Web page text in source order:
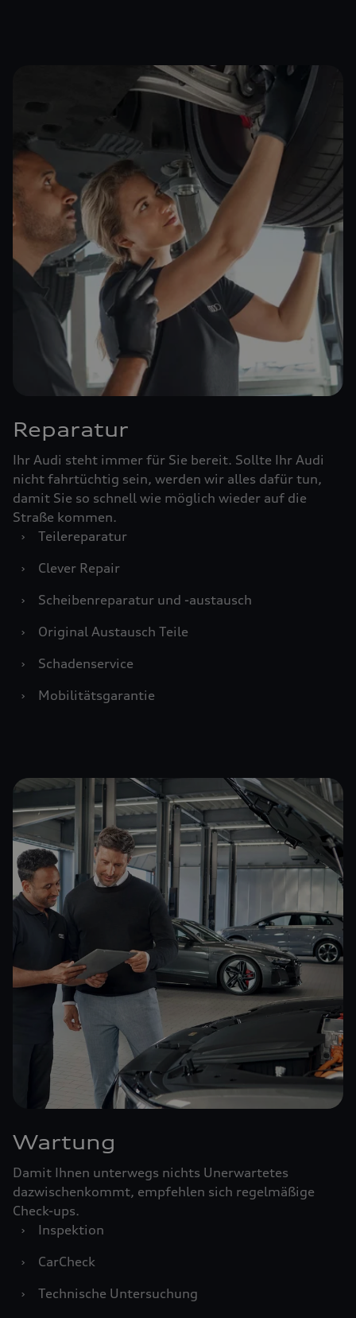
Reparatur
Ihr Audi steht immer für Sie bereit. Sollte Ihr Audi
nicht fahrtüchtig sein, werden wir alles dafür tun,
damit Sie so schnell wie möglich wieder auf die
Straße kommen.
›
Teilereparatur
›
Clever Repair
›
Scheibenreparatur und -austausch
›
Original Austausch Teile
›
Schadenservice
›
Mobilitätsgarantie
Wartung
Damit Ihnen unterwegs nichts Unerwartetes
dazwischenkommt, empfehlen sich regelmäßige
Check-ups.
›
Inspektion
›
CarCheck
›
Technische Untersuchung